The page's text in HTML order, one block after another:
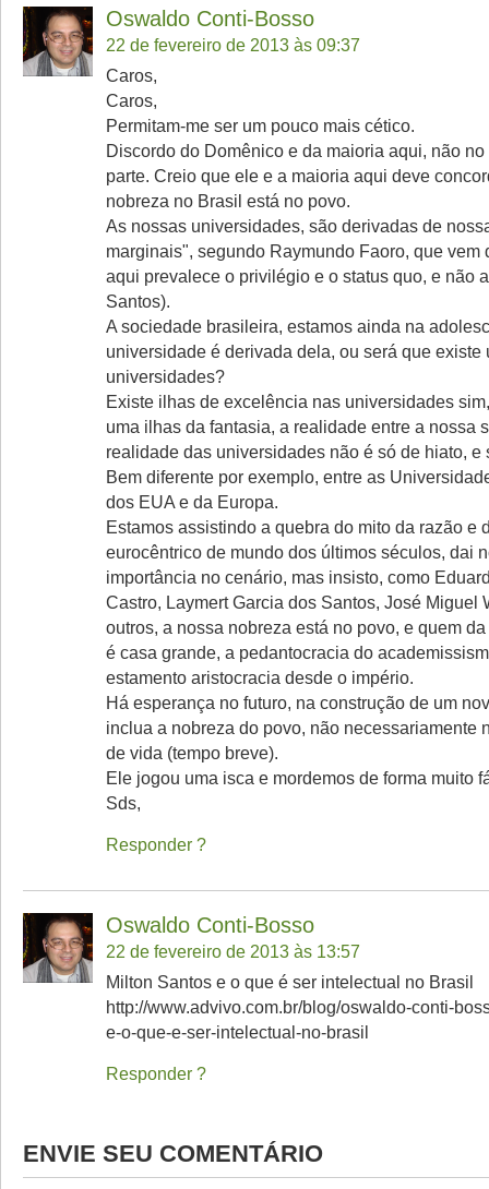
Oswaldo Conti-Bosso
22 de fevereiro de 2013 às 09:37
Caros,
Caros,
Permitam-me ser um pouco mais cético.
Discordo do Domênico e da maioria aqui, não no
parte. Creio que ele e a maioria aqui deve
nobreza no Brasil está no povo.
As nossas universidades, são derivadas de
marginais", segundo Raymundo Faoro, que vem
aqui prevalece o privilégio e o status quo, e não
Santos).
A sociedade brasileira, estamos ainda na
universidade é derivada dela, ou será que existe
universidades?
Existe ilhas de excelência nas universidades
uma ilhas da fantasia, a realidade entre a nossa
realidade das universidades não é só de hiato, e
Bem diferente por exemplo, entre as
dos EUA e da Europa.
Estamos assistindo a quebra do mito da razão e
eurocêntrico de mundo dos últimos séculos, dai
importância no cenário, mas insisto, como
Castro, Laymert Garcia dos Santos, José Miguel
outros, a nossa nobreza está no povo, e quem
é casa grande, a pedantocracia do
estamento aristocracia desde o império.
Há esperança no futuro, na construção de um
inclua a nobreza do povo, não necessariamente
de vida (tempo breve).
Ele jogou uma isca e mordemos de forma muito
Sds,
Responder
Oswaldo Conti-Bosso
22 de fevereiro de 2013 às 13:57
Milton Santos e o que é ser intelectual no Brasil
http://www.advivo.com.br/blog/oswaldo-conti-
e-o-que-e-ser-intelectual-no-brasil
Responder
ENVIE SEU COMENTÁRIO